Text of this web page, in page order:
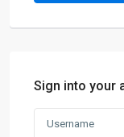
Sign into your
Termine nur